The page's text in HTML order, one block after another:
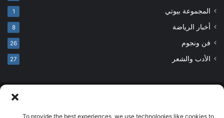
To provide the best experiences, we use technologies like cookies to
المجموعة بيوتي 1
أخبار الرياضة 8
فن ونجوم 26
الأدب والشعر 27
developed by salehsounbol.com